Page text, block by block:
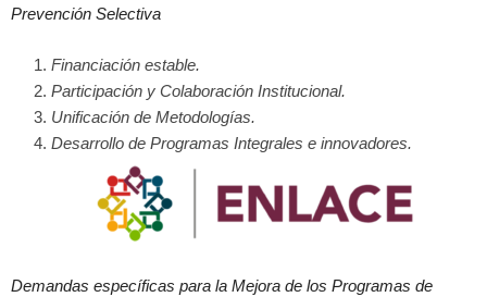
Prevención Selectiva
Financiación estable.
Participación y Colaboración Institucional.
Unificación de Metodologías.
Desarrollo de Programas Integrales e innovadores.
Demandas específicas para la Mejora de los Programas de